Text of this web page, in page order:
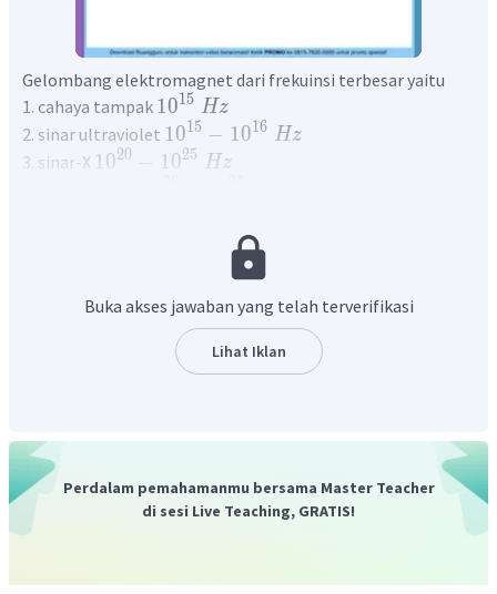
Gelombang elektromagnet dari frekuinsi terbesar yaitu
1. cahaya tampak 1015 Hz
2. sinar ultraviolet 1015 − 1016 Hz
3. sinar-X 1 020 1 025 Hz
Jadi, jawaban yang tepat adalah D.
Buka akses jawaban yang telah terverifikasi
Lihat Iklan
Perdalam pemahamanmu bersama Master Teacher
di sesi Live Teaching, GRATIS!